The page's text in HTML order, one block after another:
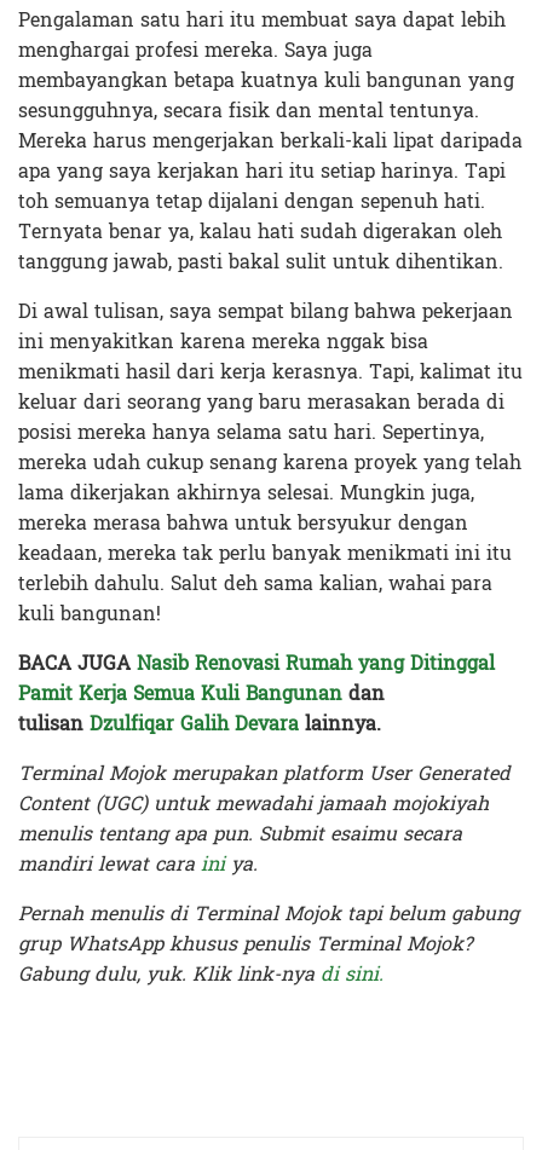
Pengalaman satu hari itu membuat saya dapat lebih
menghargai profesi mereka. Saya juga
membayangkan betapa kuatnya kuli bangunan yang
sesungguhnya, secara fisik dan mental tentunya.
Mereka harus mengerjakan berkali-kali lipat daripada
apa yang saya kerjakan hari itu setiap harinya. Tapi
toh semuanya tetap dijalani dengan sepenuh hati.
Ternyata benar ya, kalau hati sudah digerakan oleh
tanggung jawab, pasti bakal sulit untuk dihentikan.
Di awal tulisan, saya sempat bilang bahwa pekerjaan
ini menyakitkan karena mereka nggak bisa
menikmati hasil dari kerja kerasnya. Tapi, kalimat itu
keluar dari seorang yang baru merasakan berada di
posisi mereka hanya selama satu hari. Sepertinya,
mereka udah cukup senang karena proyek yang telah
lama dikerjakan akhirnya selesai. Mungkin juga,
mereka merasa bahwa untuk bersyukur dengan
keadaan, mereka tak perlu banyak menikmati ini itu
terlebih dahulu. Salut deh sama kalian, wahai para
kuli bangunan!
BACA JUGANasib Renovasi Rumah yang Ditinggal
Pamit Kerja Semua Kuli Bangunandan
tulisanDzulfiqar Galih Devaralainnya.
Terminal Mojok merupakan platform User Generated
Content (UGC) untuk mewadahi jamaah mojokiyah
menulis tentang apa pun. Submit esaimu secara
mandiri lewat carainiya.
Pernah menulis di Terminal Mojok tapi belum gabung
grup WhatsApp khusus penulis Terminal Mojok?
Gabung dulu, yuk. Klik link-nya di sini.